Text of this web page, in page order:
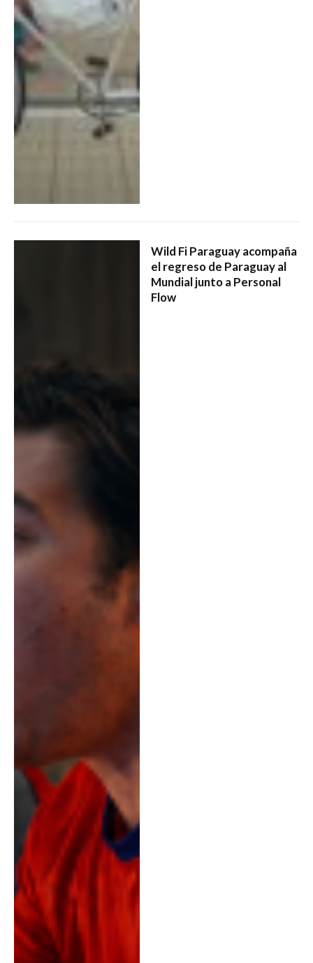
Wild Fi Paraguay acompaña
el regreso de Paraguay al
Mundial junto a Personal
Flow